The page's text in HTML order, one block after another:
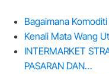
Bagaimana
Kenali Mata Wang
INTERMARKET
PASARAN DAN…